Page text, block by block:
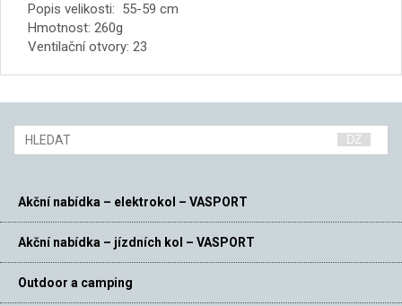
Popis velikosti: 55-59 cm
Hmotnost: 260g
Ventilační otvory: 23
Akční nabídka – elektrokol – VASPORT
Akční nabídka – jízdních kol – VASPORT
Outdoor a camping